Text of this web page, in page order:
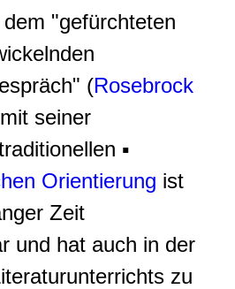
"gefürchteten
(Rosebrock
seiner
▪
Orientierung ist
Zeit
und hat auch in der
zu